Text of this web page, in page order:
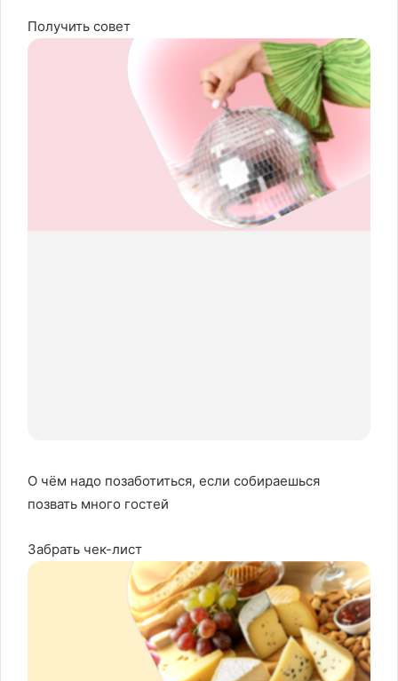
Получить совет
О чём надо позаботиться, если собираешься
позвать много гостей
Забрать чек-лист